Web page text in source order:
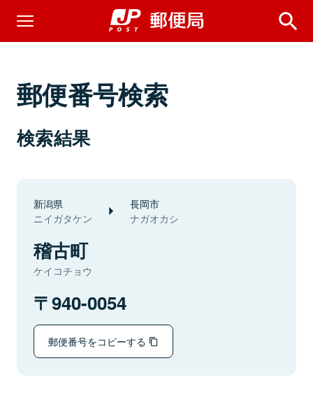
郵便番号検索
検索結果
新潟県
ニイガタケン
長岡市
ナガオカシ
稽古町
ケイコチョウ
940-0054
郵便番号をコピーする